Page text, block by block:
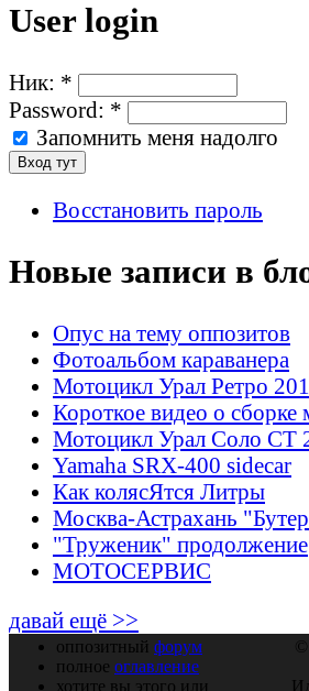
User login
Ник: *
Password: *
Запомнить меня надолго
Восстановить пароль
Новые записи в
Опус на тему оппозитов
Фотоальбом караванера
Мотоцикл Урал Ретро
Короткое видео о сборке
Мотоцикл Урал Соло СТ
Yamaha SRX-400 sidecar
Как колясЯтся Литры
Москва-Астрахань
"Труженик" продолжение
МОТОСЕРВИС
давай ещё >>
оппозитный форум
полное оглавление
хотите вы этого или